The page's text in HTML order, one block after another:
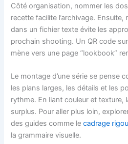
Côté organisation, nommer les
recette facilite l’archivage.
dans un fichier texte évite les
prochain shooting. Un QR code
mène vers une page “lookbook”
Le montage d’une série se pense
les plans larges, les détails et les
rythme. En liant couleur et texture,
surplus. Pour aller plus loin,
des guides comme lecadrage
la grammaire visuelle.